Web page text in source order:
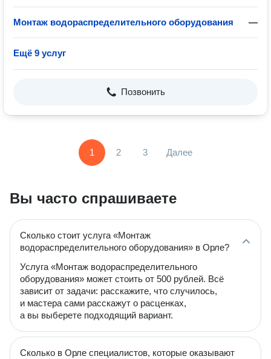
Монтаж водораспределительного оборудования —
Ещё 9 услуг
Позвонить
1 2 3 Далее
Вы часто спрашиваете
Сколько стоит услуга «Монтаж
водораспределительного оборудования» в Орле?
Услуга «Монтаж водораспределительного
оборудования» может стоить от 500 рублей. Всё
зависит от задачи: расскажите, что случилось,
и мастера сами расскажут о расценках,
а вы выберете подходящий вариант.
Сколько в Орле специалистов, которые оказывают